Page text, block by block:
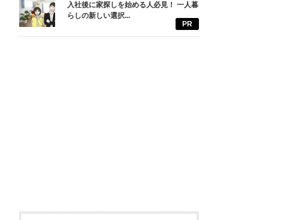
入社後に家探しを始める人必見！ 一人暮
らしの新しい選択...
PR